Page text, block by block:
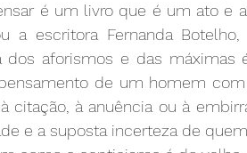
é um livro que é um ato e
a escritora Fernanda
dos aforismos e das máximas
de um homem
citação, à anuência ou à
e a suposta incerteza de